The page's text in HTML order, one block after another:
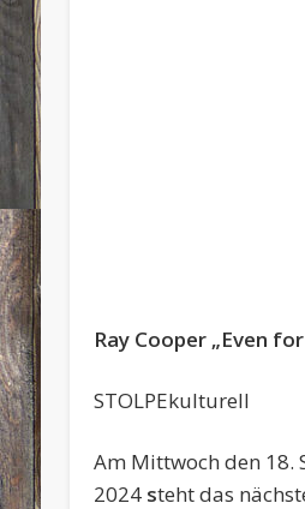
Ray Cooper „Even
STOLPEkulturell
Am Mittwoch den 18.
2024 steht das